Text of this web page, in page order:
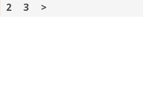
2 3 >